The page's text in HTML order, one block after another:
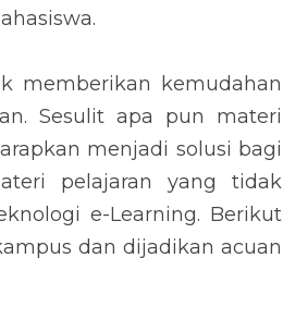
memberikan kemudahan
Sesulit apa pun materi
menjadi solusi bagi
pelajaran yang tidak
e-Learning. Berikut
dan dijadikan acuan